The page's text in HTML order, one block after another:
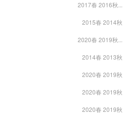
2017春 2016秋...
2015春 2014秋
2020春 2019秋...
2014春 2013秋
2020春 2019秋
2020春 2019秋
2020春 2019秋